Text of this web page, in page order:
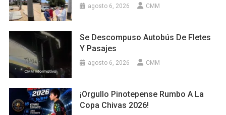
agosto 6, 2026 CMM
Se Descompuso Autobús De Fletes
Y Pasajes
agosto 6, 2026 CMM
¡Orgullo Pinotepense Rumbo A La
Copa Chivas 2026!